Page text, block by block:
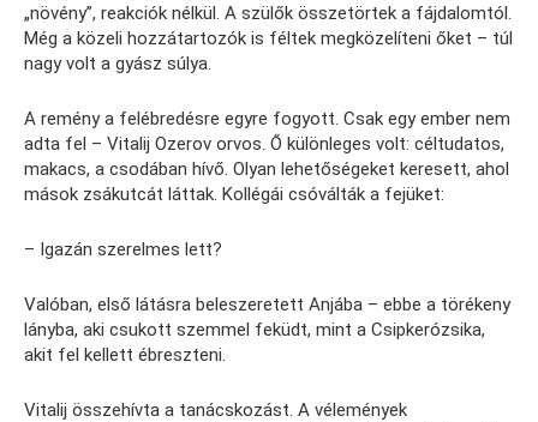
„növény”, reakciók nélkül. A szülők összetörtek a fájdalomtól.
Még a közeli hozzátartozók is féltek megközelíteni őket – túl
nagy volt a gyász súlya.
A remény a felébredésre egyre fogyott. Csak egy ember nem
adta fel – Vitalij Ozerov orvos. Ő különleges volt: céltudatos,
makacs, a csodában hívő. Olyan lehetőségeket keresett, ahol
mások zsákutcát láttak. Kollégái csóválták a fejüket:
– Igazán szerelmes lett?
Valóban, első látásra beleszeretett Anjába – ebbe a törékeny
lányba, aki csukott szemmel feküdt, mint a Csipkerózsika,
akit fel kellett ébreszteni.
Vitalij összehívta a tanácskozást. A vélemények